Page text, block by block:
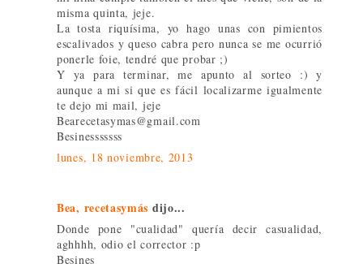
misma quinta, jeje.
La tosta riquísima, yo hago unas con pimientos
escalivados y queso cabra pero nunca se me ocurrió
ponerle foie, tendré que probar ;)
Y ya para terminar, me apunto al sorteo :) y
aunque a mi si que es fácil localizarme igualmente
te dejo mi mail, jeje
Bearecetasymas@gmail.com
Besinesssssss
lunes, 18 noviembre, 2013
Bea, recetasymás dijo...
Donde pone "cualidad" quería decir casualidad,
aghhhh, odio el corrector :p
Besines